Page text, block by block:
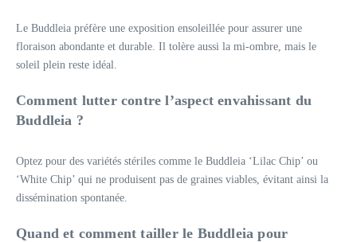
Le Buddleia préfère une exposition ensoleillée pour assurer une
floraison abondante et durable. Il tolère aussi la mi-ombre, mais le
soleil plein reste idéal.
Comment lutter contre l’aspect envahissant du
Buddleia ?
Optez pour des variétés stériles comme le Buddleia ‘Lilac Chip’ ou
‘White Chip’ qui ne produisent pas de graines viables, évitant ainsi la
dissémination spontanée.
Quand et comment tailler le Buddleia pour